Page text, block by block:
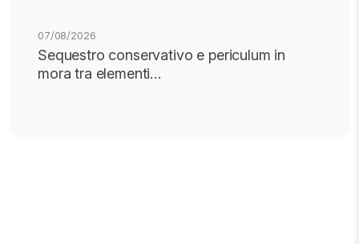
07/08/2026
Sequestro conservativo e periculum in
mora tra elementi…